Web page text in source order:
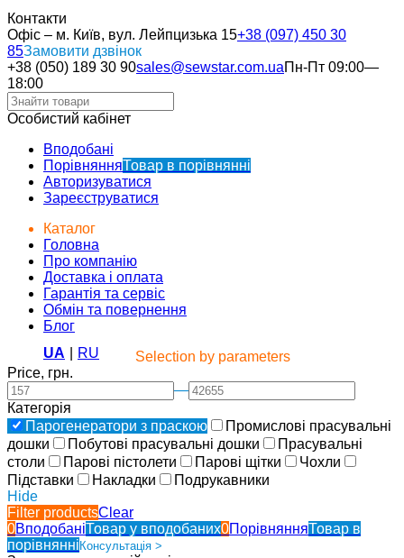
Контакти
Офіс – м. Київ, вул. Лейпцизька 15+38 (097) 450 30
85Замовити дзвінок
+38 (050) 189 30 90sales@sewstar.com.uaПн-Пт 09:00—
18:00
Особистий кабінет
Вподобані
ПорівнянняТовар в порівнянні
Авторизуватися
Зареєструватися
Каталог
Головна
Про компанію
Доставка і оплата
Гарантія та сервіс
Обмін та повернення
Блог
UA
RU
Selection by parameters
Price, грн.
—
Категорія
Парогенератори з праскою
Промислові прасувальні
дошки
Побутові прасувальні дошки
Прасувальні
столи
Парові пістолети Парові щітки
Чохли
Підставки
Накладки
Подрукавники
Hide
Filter productsClear
0ВподобаніТовар у вподобаних0ПорівнянняТовар в
порівнянні Консультація >